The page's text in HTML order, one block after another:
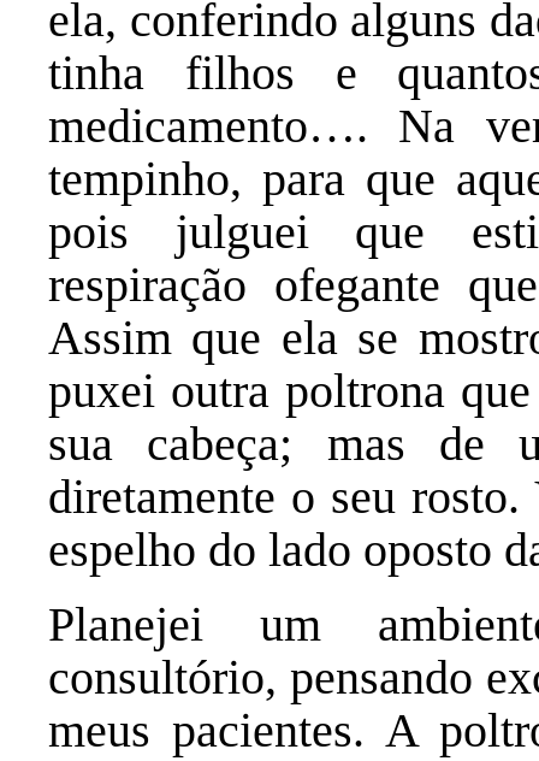
ela, conferindo alguns
tinha filhos e
medicamento…. Na
tempinho, para que
pois julguei que
respiração ofegante
Assim que ela se
puxei outra poltrona
sua cabeça; mas de
diretamente o seu
espelho do lado oposto
Planejei um
consultório, pensando
meus pacientes. A